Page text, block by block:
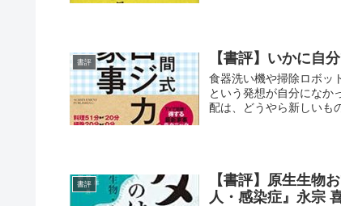
書評 【書評】いかに自
食器洗い機や掃除ロボッ
という発想が自分になか
配は、どうやら新しいも
書評
【書評】原生生物
人・感染症』永宗